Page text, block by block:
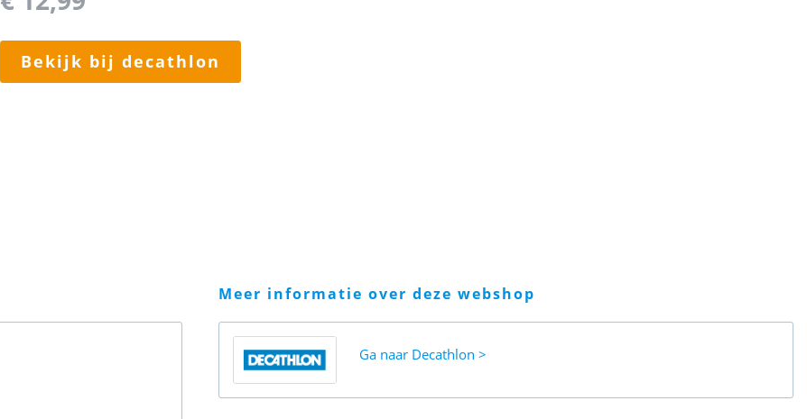
bekijk bij decathlon
meer informatie over deze webshop
Ga naar Decathlon